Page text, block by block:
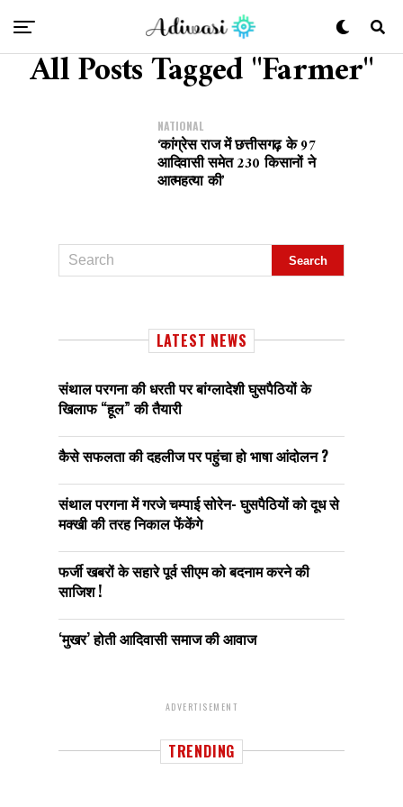
All Posts Tagged "Farmer"
NATIONAL
‘कांग्रेस राज में छत्तीसगढ़ के 97
आदिवासी समेत 230 किसानों ने
आत्महत्या की’
LATEST NEWS
संथाल परगना की धरती पर बांग्लादेशी घुसपैठियों के
खिलाफ “हूल” की तैयारी
कैसे सफलता की दहलीज पर पहुंचा हो भाषा आंदोलन ?
संथाल परगना में गरजे चम्पाई सोरेन- घुसपैठियों को दूध से
मक्खी की तरह निकाल फेंकेंगे
फर्जी खबरों के सहारे पूर्व सीएम को बदनाम करने की
साजिश !
‘मुखर’ होती आदिवासी समाज की आवाज
ADVERTISEMENT
TRENDING